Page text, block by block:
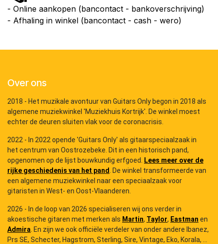
- Online aankopen (bancontact - bankoverschrijving)
- Afhaling in winkel (bancontact - cash - wero)
Over ons
2018 - Het muzikale avontuur van Guitars Only begon in 2018 als
algemene muziekwinkel 'Muziekhuis Kortrijk'. De winkel moest
echter de deuren sluiten vlak voor de coronacrisis.
2022 - In 2022 opende 'Guitars Only' als gitaarspeciaalzaak in
het centrum van Oostrozebeke. Dit in een historisch pand,
opgenomen op de lijst bouwkundig erfgoed. Lees meer over de
rijke geschiedenis van het pand . De winkel transformeerde van
een algemene muziekwinkel naar een speciaalzaak voor
gitaristen in West- en Oost-Vlaanderen.
2026 - In de loop van 2026 specialiseren wij ons verder in
akoestische gitaren met merken als Martin, Taylor, Eastman en
Admira . En zijn we ook officiële verdeler van onder andere Ibanez,
Prs SE, Schecter, Hagstrom, Sterling, Sire, Vintage, Eko, Korala, ...